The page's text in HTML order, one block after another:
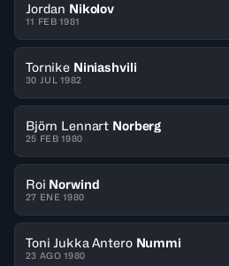
Jordan Nikolov
11 FEB 1981
Tornike Niniashvili
30 JUL 1982
Björn Lennart Norberg
25 FEB 1980
Roi Norwind
27 ENE 1980
Toni Jukka Antero Nummi
23 AGO 1980